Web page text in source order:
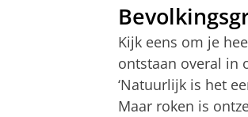
Kijk eens om je
ontstaan overal in
‘Natuurlijk is het
Maar roken is